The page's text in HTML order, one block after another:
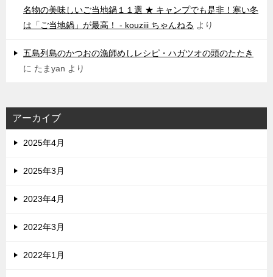
名物の美味しいご当地鍋１１選 ★ キャンプでも是非！寒い冬
は「ご当地鍋」が最高！ - kouziii ちゃんねる より
五島列島のかつおの漁師めしレシピ・ハガツオの頭のたたき
に たまyan より
アーカイブ
2025年4月
2025年3月
2023年4月
2022年3月
2022年1月